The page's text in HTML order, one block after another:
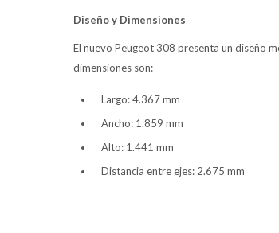
Diseño y Dimensiones
El nuevo Peugeot 308 presenta un diseño
dimensiones son:
Largo: 4.367 mm
Ancho: 1.859 mm
Alto: 1.441 mm
Distancia entre ejes: 2.675 mm